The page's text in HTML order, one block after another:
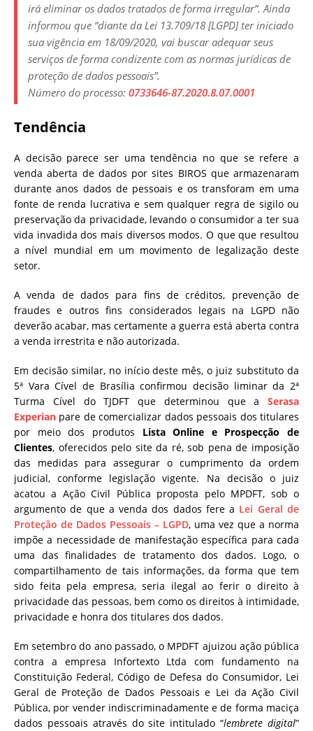
irá eliminar os dados tratados de forma irregular”. Ainda
informou que “diante da Lei 13.709/18 [LGPD] ter iniciado
sua vigência em 18/09/2020, vai buscar adequar seus
serviços de forma condizente com as normas jurídicas de
proteção de dados pessoais”.
Número do processo: 0733646-87.2020.8.07.0001
Tendência
A decisão parece ser uma tendência no que se refere a
venda aberta de dados por sites BIROS que armazenaram
durante anos dados de pessoais e os transforam em uma
fonte de renda lucrativa e sem qualquer regra de sigilo ou
preservação da privacidade, levando o consumidor a ter sua
vida invadida dos mais diversos modos. O que que resultou
a nível mundial em um movimento de legalização deste
setor.
A venda de dados para fins de créditos, prevenção de
fraudes e outros fins considerados legais na LGPD não
deverão acabar, mas certamente a guerra está aberta contra
a venda irrestrita e não autorizada.
Em decisão similar, no início deste mês, o juiz substituto da
5ª Vara Cível de Brasília confirmou decisão liminar da 2ª
Turma Cível do TJDFT que determinou que a Serasa
Experian pare de comercializar dados pessoais dos titulares
por meio dos produtos Lista Online e Prospecção de
Clientes, oferecidos pelo site da ré, sob pena de imposição
das medidas para assegurar o cumprimento da ordem
judicial, conforme legislação vigente. Na decisão o juiz
acatou a Ação Civil Pública proposta pelo MPDFT, sob o
argumento de que a venda dos dados fere a Lei Geral de
Proteção de Dados Pessoais – LGPD, uma vez que a norma
impõe a necessidade de manifestação específica para cada
uma das finalidades de tratamento dos dados. Logo, o
compartilhamento de tais informações, da forma que tem
sido feita pela empresa, seria ilegal ao ferir o direito à
privacidade das pessoas, bem como os direitos à intimidade,
privacidade e honra dos titulares dos dados.
Em setembro do ano passado, o MPDFT ajuizou ação pública
contra a empresa Infortexto Ltda com fundamento na
Constituição Federal, Código de Defesa do Consumidor, Lei
Geral de Proteção de Dados Pessoais e Lei da Ação Civil
Pública, por vender indiscriminadamente e de forma maciça
dados pessoais através do site intitulado “lembrete digital”